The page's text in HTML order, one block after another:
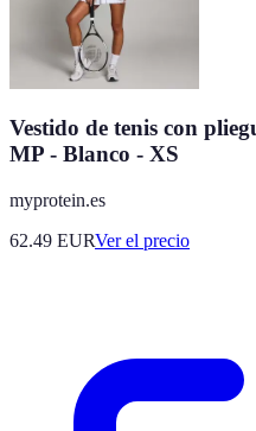
Vestido de tenis con
MP - Blanco - XS
myprotein.es
62.49 EURVer el precio